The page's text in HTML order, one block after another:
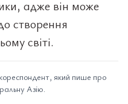
адже він може
створення
світі.
який пише про
Азію.